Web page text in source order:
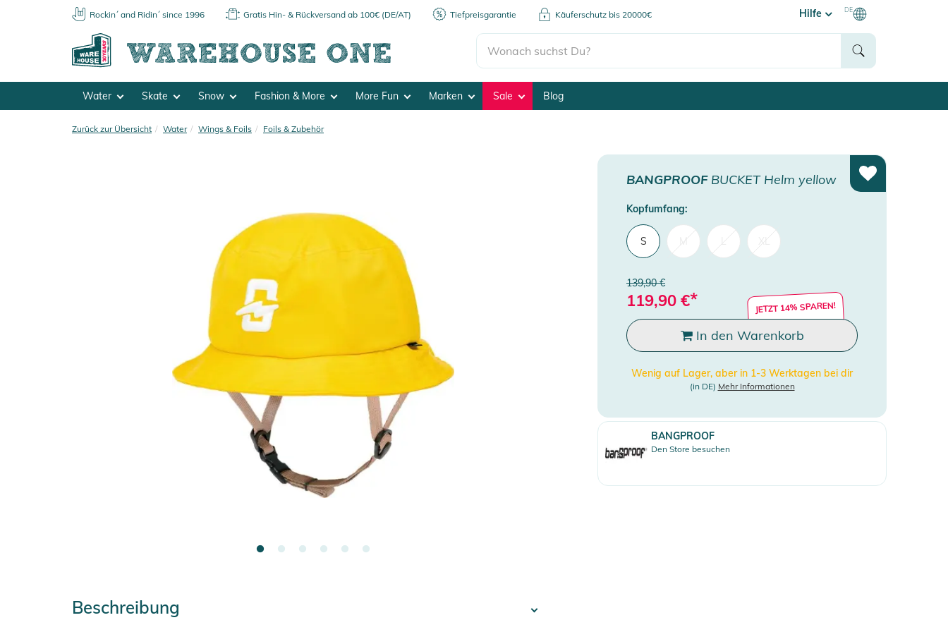
Rockin´ and Ridin´ since 1996 Gratis Hin- & Rückversand ab 100€ (DE/AT) Tiefpreisgarantie Käuferschutz bis 20000€ Hilfe DE
Water Skate Snow Fashion & More More Fun Marken Sale Blog
Zurück zur Übersicht Water Wings & Foils Foils & Zubehör
BANGPROOFBUCKET Helm yellow
Kopfumfang:
S
139,90 €
119,90 €* JETZT 14% SPAREN!
In den Warenkorb
Wenig auf Lager, aber in 1-3 Werktagen bei dir
(in DE) Mehr Informationen
BANGPROOF
Den Store besuchen
Beschreibung